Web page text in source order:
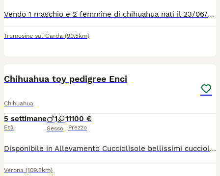
Vendo 1 maschio e 2 femmine di chihuahua nati il 23/06/2026 i cuccioli sono cresciuti in casa in ambiente familiare e verranno ceduti con vaccinazione, sverminazione e microcip, la mamma è quella marrone e pesa 2 LG il papà è quello bianco e pesa 2.5 kg
Tremosine sul Garda (90.5km)
Chihuahua toy pedigree Enci
Chihuahua
5 settimane
Età
1 1
Sesso
1100 €
Prezzo
Disponibile in Allevamento Cucciolisole bellissimi cuccioli di chihuahua si vari colori che si consegnano DI PERSONA in tutta ITALIA dal 20 agosto in poi. I cuccioli avranno doppia sverminazione, primo e secondo vaccino, libretto sanitario e visita veterinaria, microchip con relativo passaggio di proprietà, pedigree Enci e trattamento antiparassitario. Saranno abituati all'uso della traversina igienica e socializzati con altri cani e gatti. Crescono in famiglia giocando con bambini... Allevamento CUCCIOLISOLE anche whatapp
Verona (109.5km)